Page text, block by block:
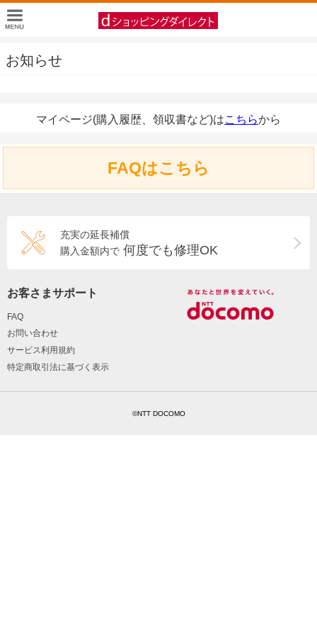
お知らせ
マイページ(購入履歴、領収書など)はこちらから
FAQはこちら
充実の延長補償
購入金額内で 何度でも修理OK
お客さまサポート
FAQ
お問い合わせ
サービス利用規約
特定商取引法に基づく表示
©NTT DOCOMO